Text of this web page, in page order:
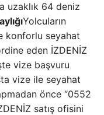
uzaklık 64 deniz
Yolcuların
konforlu seyahat
eden İZDENİZ
vize başvuru
vize ile seyahat
önce “0552
satış ofisini